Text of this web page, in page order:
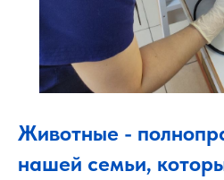
Животные -
нашей семьи,